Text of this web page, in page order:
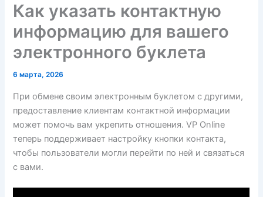
Как указать контактную
информацию для вашего
электронного буклета
6 марта, 2026
При обмене своим электронным буклетом с другими,
предоставление клиентам контактной информации
может помочь вам укрепить отношения. VP Online
теперь поддерживает настройку кнопки контакта,
чтобы пользователи могли перейти по ней и связаться
с вами.